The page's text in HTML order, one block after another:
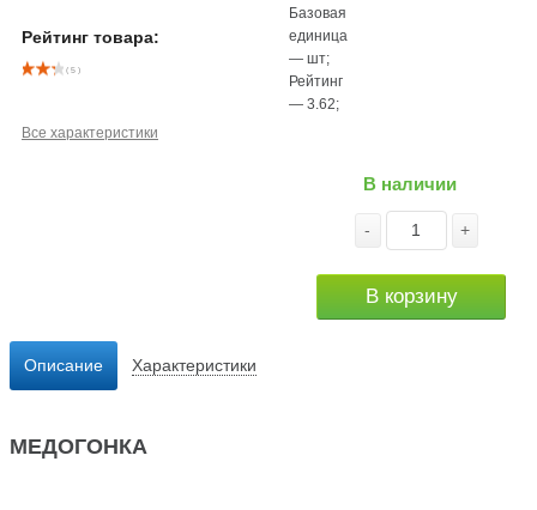
Рейтинг товара:
( 5 )
Базовая
единица
—шт;
Рейтинг
—3.62;
Все характеристики
В наличии
- +
В корзину
Описание Характеристики
МЕДОГОНКА